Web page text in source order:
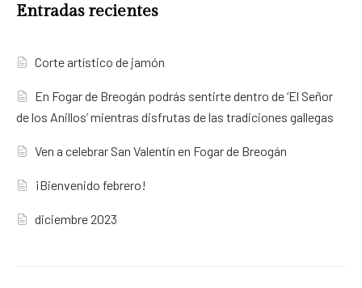
Entradas recientes
Corte artístico de jamón
En Fogar de Breogán podrás sentirte dentro de ‘El Señor
de los Anillos’ mientras disfrutas de las tradiciones gallegas
Ven a celebrar San Valentín en Fogar de Breogán
¡Bienvenido febrero!
diciembre 2023